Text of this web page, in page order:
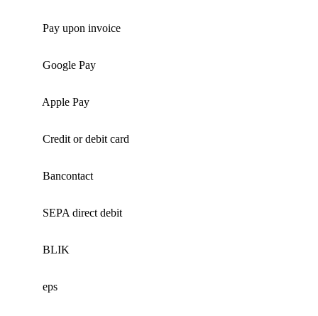
Pay upon invoice
Google Pay
Apple Pay
Credit or debit card
Bancontact
SEPA direct debit
BLIK
eps